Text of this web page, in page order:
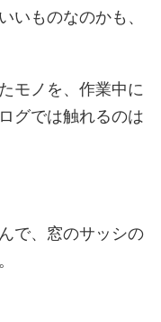
いものなのかも、
モノを、作業中に
グでは触れるのは
で、窓のサッシの